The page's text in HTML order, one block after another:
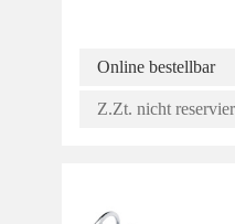
Online bestellbar
Z.Zt. nicht